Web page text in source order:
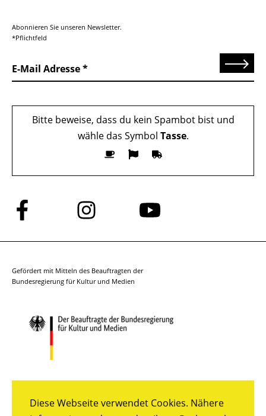
Diese Webseite verwendet Cookies. Nähere
Abonnieren Sie unseren Newsletter.
*Pflichtfeld
E-Mail Adresse Senden
Bitte beweise, dass du kein Spambot bist und
wähle das Symbol Tasse.
Folge
uns
auf
Folge
uns
auf
Folge
auf
Gefördert mit Mitteln des Beauftragten der
Bundesregierung für Kultur und Medien